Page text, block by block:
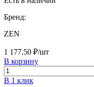
Бренд:
ZEN
1 177.50 ₽/шт
В корзину
В 1 клик